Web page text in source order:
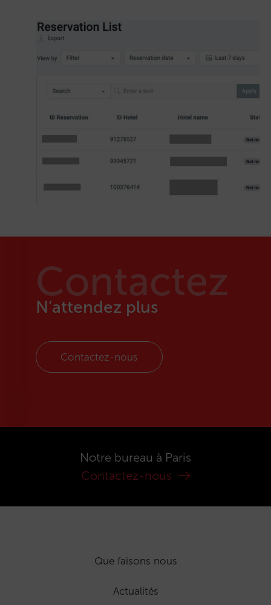
Contactez
N’attendez plus
Contactez-nous
Notre bureau à Paris
Contactez-nous
Que faisons nous
Actualités